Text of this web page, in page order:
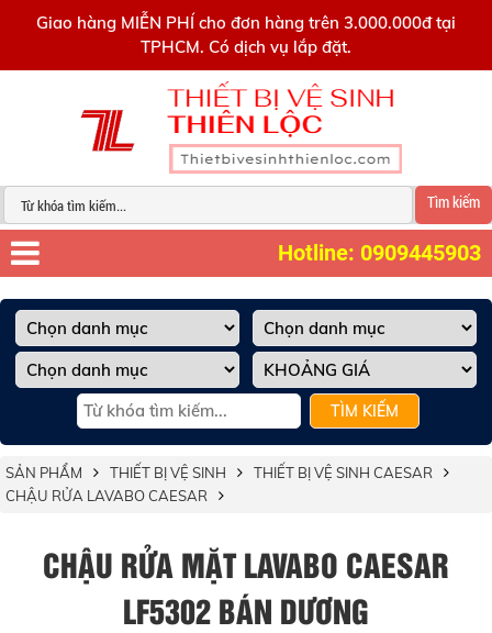
Giao hàng MIỄN PHÍ cho đơn hàng trên 3.000.000đ tại
TPHCM. Có dịch vụ lắp đặt.
Tìm kiếm
Hotline: 0909445903
TÌM KIẾM
SẢN PHẨM THIẾT BỊ VỆ SINH
THIẾT BỊ VỆ SINH CAESAR
CHẬU RỬA LAVABO CAESAR
CHẬU RỬA MẶT LAVABO CAESAR
LF5302 BÁN DƯƠNG
0909445903